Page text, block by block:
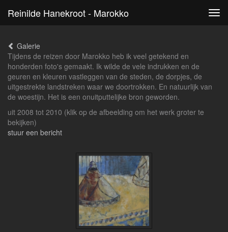
Reinilde Hanekroot - Marokko
Galerie
Tijdens de reizen door Marokko heb ik veel getekend en
honderden foto's gemaakt. Ik wilde de vele indrukken en de
geuren en kleuren vastleggen van de steden, de dorpjes, de
uitgestrekte landstreken waar we doortrokken. En natuurlijk van
de woestijn. Het is een onuitputtelijke bron geworden.
uit 2008 tot 2010 (klik op de afbeelding om het werk groter te
bekijken)
stuur een bericht